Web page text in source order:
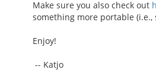
Make sure you also check out
something more portable
Enjoy!
-- Katjo